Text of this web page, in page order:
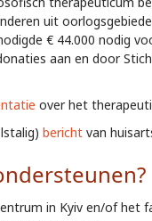
uit
€ 44.000 nodig
aan en door
over het
bericht van
in Kyiv en/of het